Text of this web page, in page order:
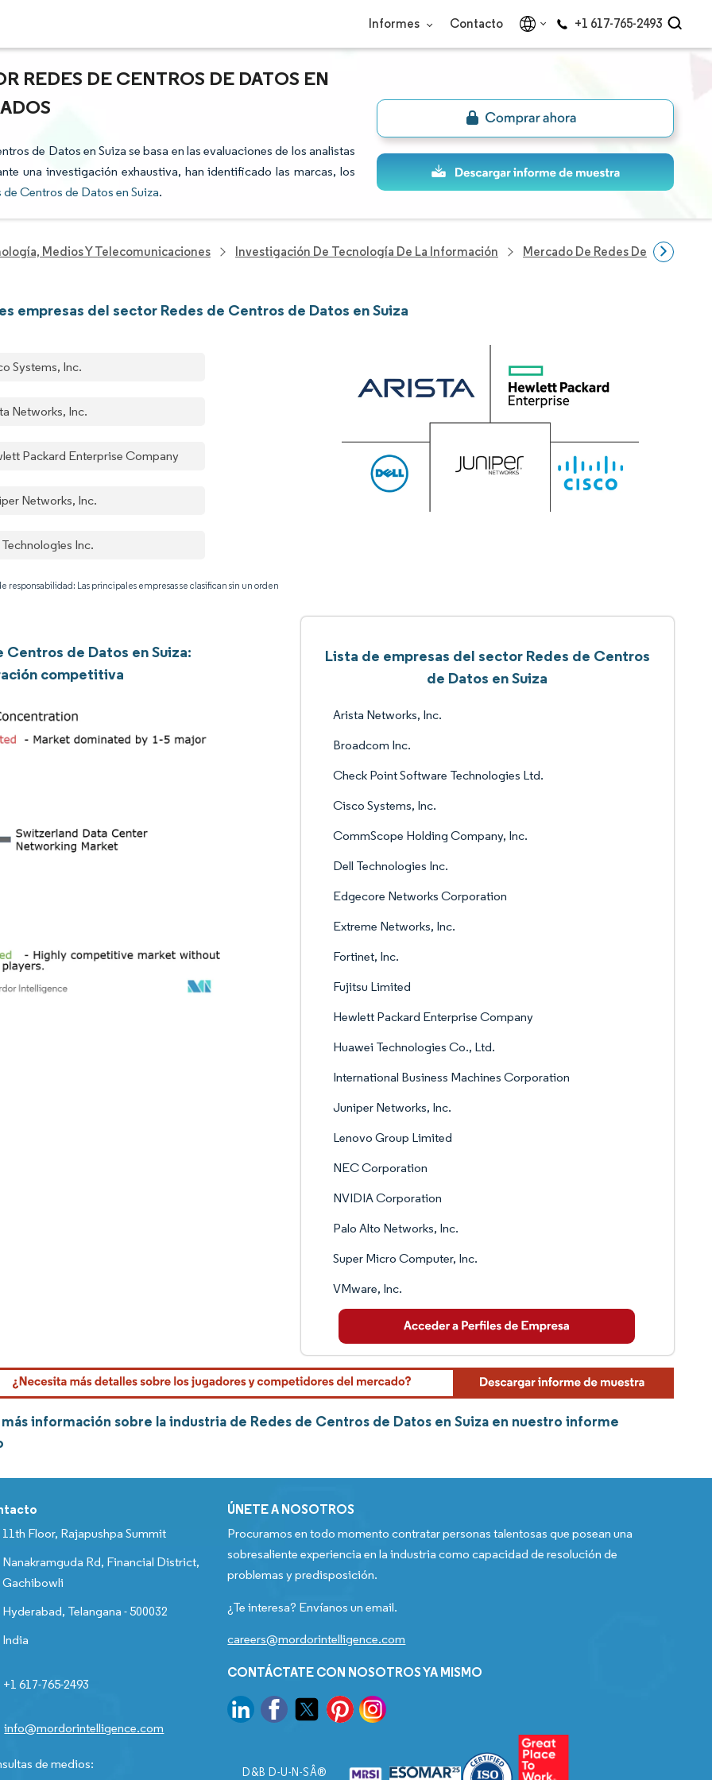
Informes Contacto +1 617-765-2493
REDES DE CENTROS DE DATOS EN
de Datos en Suiza se basa en las evaluaciones de los analistas
una investigación exhaustiva, han identificado las marcas, los
Centros de Datos en Suiza.
Medios Y Telecomunicaciones Investigación De Tecnología De La Información Mercado De Redes De Centros
empresas del sector Redes de Centros de Datos en Suiza
Systems, Inc.
Networks, Inc.
Packard Enterprise Company
Networks, Inc.
Inc.
responsabilidad: Las principales empresas se clasifican sin un orden
Centros de Datos en Suiza:
competitiva
Lista de empresas del sector Redes de Centros
de Datos en Suiza
Arista Networks, Inc.
Broadcom Inc.
Check Point Software Technologies Ltd.
Cisco Systems, Inc.
CommScope Holding Company, Inc.
Dell Technologies Inc.
Edgecore Networks Corporation
Extreme Networks, Inc.
Fortinet, Inc.
Fujitsu Limited
Hewlett Packard Enterprise Company
Huawei Technologies Co., Ltd.
International Business Machines Corporation
Juniper Networks, Inc.
Lenovo Group Limited
NEC Corporation
NVIDIA Corporation
Palo Alto Networks, Inc.
Super Micro Computer, Inc.
VMware, Inc.
información sobre la industria de Redes de Centros de Datos en Suiza en nuestro informe
11th Floor, Rajapushpa Summit
Nanakramguda Rd, Financial District,
Gachibowli
Hyderabad, Telangana - 500032
India
+1 617-765-2493
info@mordorintelligence.com
de medios:
ÚNETE A NOSOTROS
Procuramos en todo momento contratar personas talentosas que posean una
sobresaliente experiencia en la industria como capacidad de resolución de
problemas y predisposición.
¿Te interesa? Envíanos un email.
careers@mordorintelligence.com
CONTÁCTATE CON NOSOTROS YA MISMO
D&B D-U-N-SÂ®